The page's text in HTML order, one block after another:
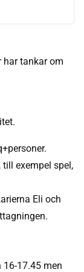
har tankar om
exempel spel,
Eli och
17.45 men